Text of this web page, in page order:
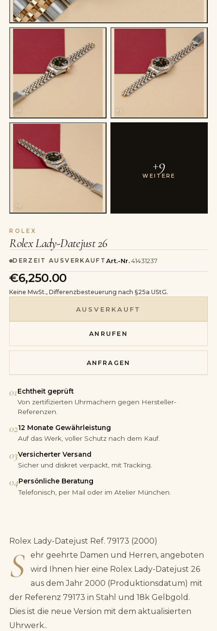
01
02 03
04
+9
WEITERE
ROLEX
Rolex Lady-Datejust 26
DERZEIT AUSVERKAUFTArt.-Nr.41431237
€6,250.00
Keine MwSt., Differenzbesteuerung nach §25a UStG.
AUSVERKAUFT
ANRUFEN
ANFRAGEN
01Echtheit geprüft
Von zertifizierten Uhrmachern gegen Hersteller-
Referenzen.
0212 Monate Gewährleistung
Auf das Werk, voller Schutz nach dem Kauf.
03Versicherter Versand
Sicher und diskret verpackt, mit Tracking.
04Persönliche Beratung
Telefonisch, per Mail oder im Atelier München.
Rolex Lady-Datejust Ref. 79173 (2000)
S
ehr geehrte Damen und Herren, angeboten
wird Ihnen hier eine Rolex Lady-Datejust 26
aus dem Jahr 2000 (Produktionsdatum) mit
der Referenz 79173 in Stahl und 18k Gelbgold.
Dies ist die neue Version mit dem aktualisierten
Uhrwerk..